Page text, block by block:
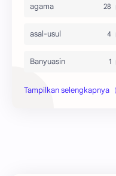
agama
asal-usul
Banyuasin
bola